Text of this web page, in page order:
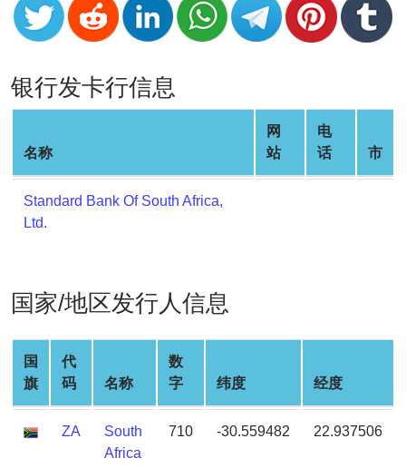
Credit
Card
Random
Credit
Generator
Generate
Credit
Card
Credit
Card
Checker
Service
What
is
银行发卡行信息
名称
网
站
电
话
市
Standard Bank Of South Africa,
Ltd.
国家/地区发行人信息
国
旗
代
码
名称
数
字
纬度 经度
ZA
South
Africa
710 -30.559482 22.937506